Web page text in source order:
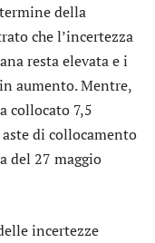
della
che l’incertezza
resta elevata e i
aumento. Mentre,
collocato 7,5
di collocamento
del 27 maggio
incertezze